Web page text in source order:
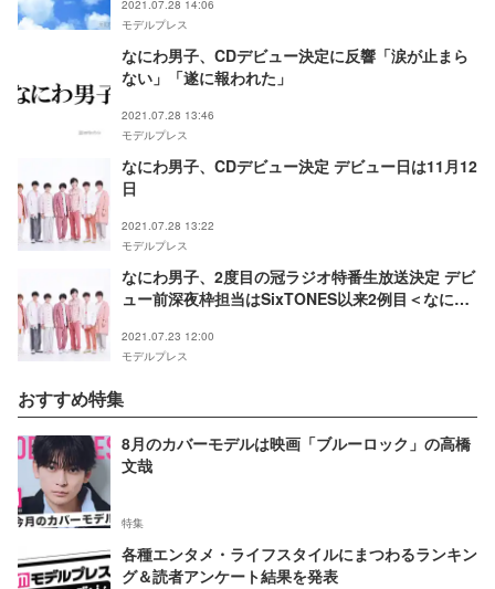
2021.07.28 14:06
モデルプレス
なにわ男子、CDデビュー決定に反響「涙が止まら
ない」「遂に報われた」
2021.07.28 13:46
モデルプレス
なにわ男子、CDデビュー決定 デビュー日は11月12
日
2021.07.28 13:22
モデルプレス
なにわ男子、2度目の冠ラジオ特番生放送決定 デビ
ュー前深夜枠担当はSixTONES以来2例目＜なにわ
2021.07.23 12:00
モデルプレス
おすすめ特集
8月のカバーモデルは映画「ブルーロック」の高橋
文哉
特集
各種エンタメ・ライフスタイルにまつわるランキン
グ＆読者アンケート結果を発表